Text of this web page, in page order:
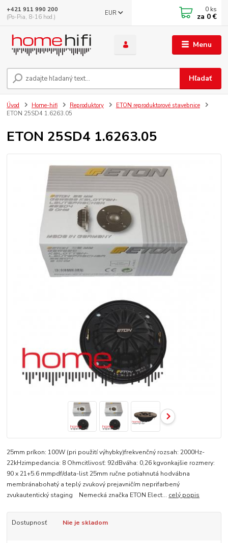
Menu
EUR
Hľadať
+421 911 990 200
(Po-Pia, 8-16 hod.)
0 ks
za 0 €
Úvod Home-hifi Reproduktory
ETON reproduktorové stavebnice
ETON 25SD4 1.6263.05
ETON 25SD4 1.6263.05
25mm príkon: 100W (pri použití výhybky)frekvenčný rozsah: 2000Hz-
22kHzimpedancia: 8 Ohmcitlivosť: 92dBváha: 0,26 kgvonkajšie rozmery:
90 x 21+5.6 mmpdf/data-list 25mm ručne potiahnutá hodvábna
membránabohatý a teplý zvukový prejavničím neprifarbený
zvukautentický staging Nemecká značka ETON Elect... celý popis
Dostupnosť Nie je skladom